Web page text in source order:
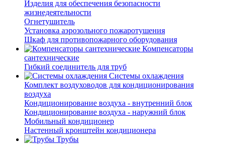
Изделия для обеспечения безопасности
жизнедеятельности
Огнетушитель
Установка аэрозольного пожаротушения
Шкаф для противопожарного оборудования
Компенсаторы
сантехнические
Гибкий соединитель для труб
Системы охлаждения
Комплект воздуховодов для кондиционирования
воздуха
Кондиционирование воздуха - внутренний блок
Кондиционирование воздуха - наружний блок
Мобильный кондиционер
Настенный кронштейн кондиционера
Трубы